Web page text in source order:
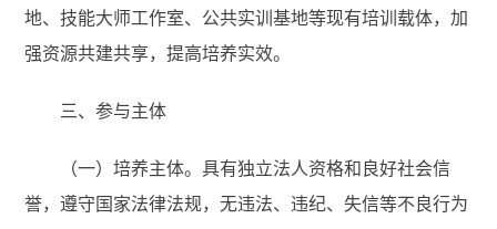
地、技能大师工作室、公共实训基地等现有培训载体，加
强资源共建共享，提高培养实效。
三、参与主体
（一）培养主体。具有独立法人资格和良好社会信
誉，遵守国家法律法规，无违法、违纪、失信等不良行为